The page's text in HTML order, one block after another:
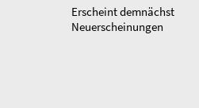
Erscheint demnächst
Neuerscheinungen